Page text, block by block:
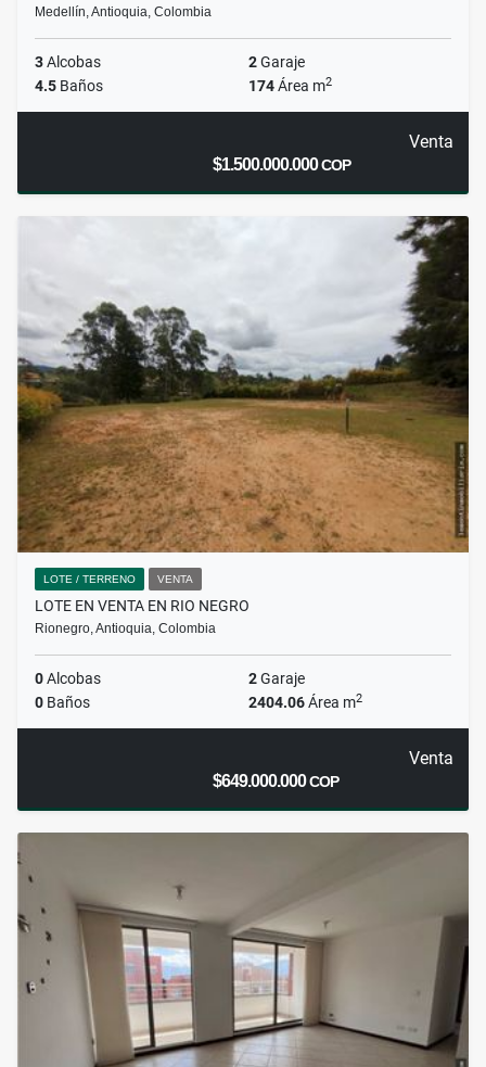
Medellín, Antioquia, Colombia
3Alcobas 2Garaje
4.5 Baños 174Área m2
Venta
$1.500.000.000COP
LOTE / TERRENO VENTA
LOTE EN VENTA EN RIO NEGRO
Rionegro, Antioquia, Colombia
0Alcobas 2Garaje
0 Baños 2404.06Área m2
Venta
$649.000.000COP